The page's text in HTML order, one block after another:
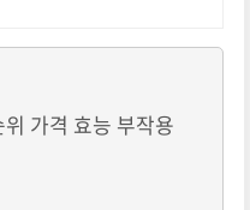
가격 효능 부작용